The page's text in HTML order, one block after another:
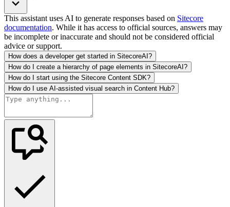
This assistant uses AI to generate responses based on Sitecore
documentation. While it has access to official sources, answers may
be incomplete or inaccurate and should not be considered official
advice or support.
How does a developer get started in SitecoreAI?
How do I create a hierarchy of page elements in SitecoreAI?
How do I start using the Sitecore Content SDK?
How do I use AI-assisted visual search in Content Hub?